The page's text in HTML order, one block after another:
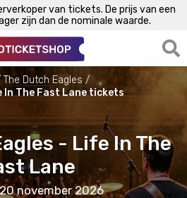
van tickets. De prijs van een
zijn dan de nominale waarde.
The Dutch Eagles
In The Fast Lane tickets
- Life In The
Lane
november 2026